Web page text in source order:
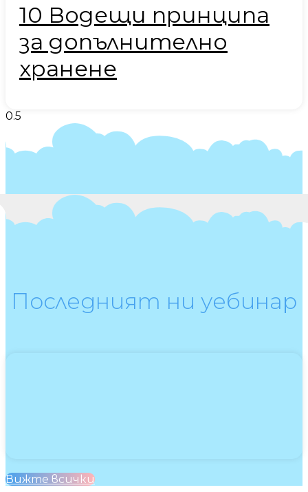
10 Водещи принципа
за допълнително
хранене
Последният ни уебинар
Вижте всички